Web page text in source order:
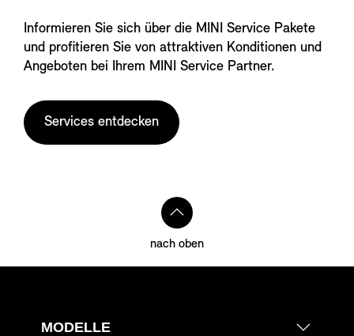
Informieren Sie sich über die MINI Service Pakete
und profitieren Sie von attraktiven Konditionen und
Angeboten bei Ihrem MINI Service Partner.
Services entdecken
nach oben
MODELLE